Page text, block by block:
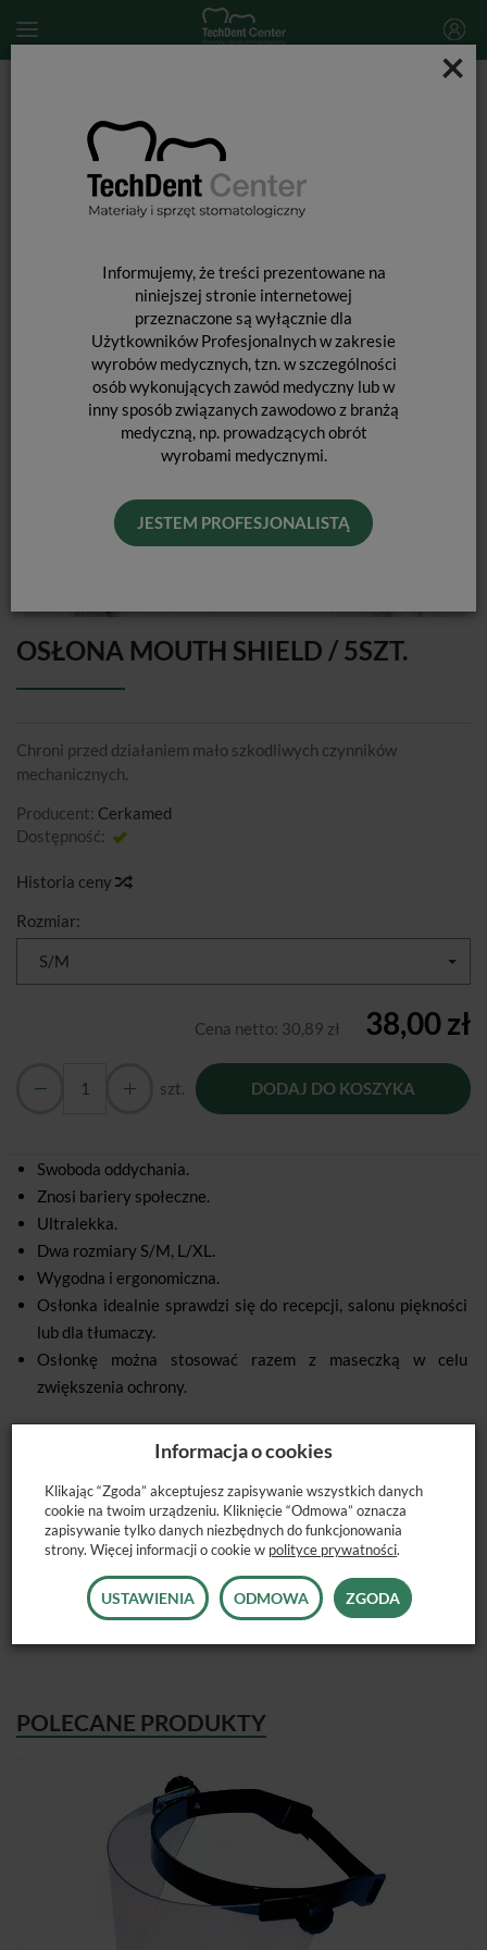
×
Informujemy, że treści prezentowane na
niniejszej stronie internetowej
przeznaczone są wyłącznie dla
Użytkowników Profesjonalnych w zakresie
wyrobów medycznych, tzn. w szczególności
osób wykonujących zawód medyczny lub w
inny sposób związanych zawodowo z branżą
medyczną, np. prowadzących obrót
wyrobami medycznymi.
JESTEM PROFESJONALISTĄ
OSŁONA MOUTH SHIELD / 5SZT.
Chroni przed działaniem mało szkodliwych czynników
mechanicznych.
Producent: Cerkamed
Dostępność:
Historia ceny
Rozmiar:
S/M
Cena netto: 30,89 zł 38,00 zł
szt. DODAJ DO KOSZYKA
Swoboda oddychania.
Znosi bariery społeczne.
Ultralekka.
Dwa rozmiary S/M, L/XL.
Wygodna i ergonomiczna.
Osłonka idealnie sprawdzi się do recepcji, salonu piękności
lub dla tłumaczy.
Osłonkę można stosować razem z maseczką w celu
zwiększenia ochrony.
POLECANE PRODUKTY
Informacja o cookies
Klikając “Zgoda” akceptujesz zapisywanie wszystkich danych
cookie na twoim urządzeniu. Kliknięcie “Odmowa” oznacza
zapisywanie tylko danych niezbędnych do funkcjonowania
strony. Więcej informacji o cookie w polityce prywatności.
USTAWIENIA ODMOWA ZGODA